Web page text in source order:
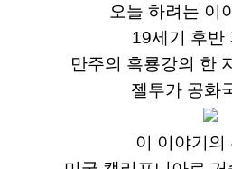
오늘 하려는 이
19세기 후반
만주의 흑룡강의 한
젤투가 공화
이 이야기의